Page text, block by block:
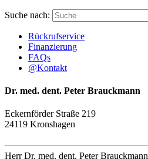
Suche nach:
Rückrufservice
Finanzierung
FAQs
@Kontakt
Dr. med. dent. Peter Brauckmann
Eckernförder Straße 219
24119 Kronshagen
Herr Dr. med. dent. Peter Brauckmann